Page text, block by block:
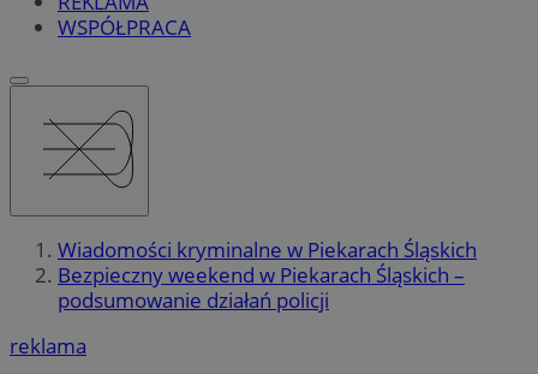
WSPÓŁPRACA
Wiadomości kryminalne w Piekarach Śląskich
Bezpieczny weekend w Piekarach Śląskich –
podsumowanie działań policji
reklama